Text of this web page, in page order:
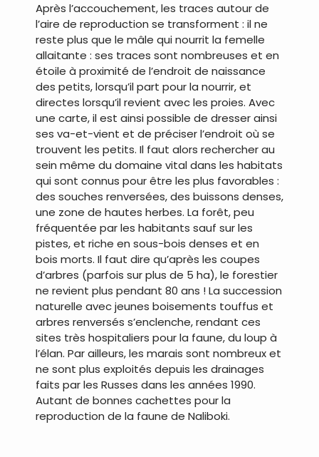
Après l’accouchement, les traces autour de
l’aire de reproduction se transforment : il ne
reste plus que le mâle qui nourrit la femelle
allaitante : ses traces sont nombreuses et en
étoile à proximité de l’endroit de naissance
des petits, lorsqu’il part pour la nourrir, et
directes lorsqu’il revient avec les proies. Avec
une carte, il est ainsi possible de dresser ainsi
ses va-et-vient et de préciser l’endroit où se
trouvent les petits. Il faut alors rechercher au
sein même du domaine vital dans les habitats
qui sont connus pour être les plus favorables :
des souches renversées, des buissons denses,
une zone de hautes herbes. La forêt, peu
fréquentée par les habitants sauf sur les
pistes, et riche en sous-bois denses et en
bois morts. Il faut dire qu’après les coupes
d’arbres (parfois sur plus de 5 ha), le forestier
ne revient plus pendant 80 ans ! La succession
naturelle avec jeunes boisements touffus et
arbres renversés s’enclenche, rendant ces
sites très hospitaliers pour la faune, du loup à
l’élan. Par ailleurs, les marais sont nombreux et
ne sont plus exploités depuis les drainages
faits par les Russes dans les années 1990.
Autant de bonnes cachettes pour la
reproduction de la faune de Naliboki.